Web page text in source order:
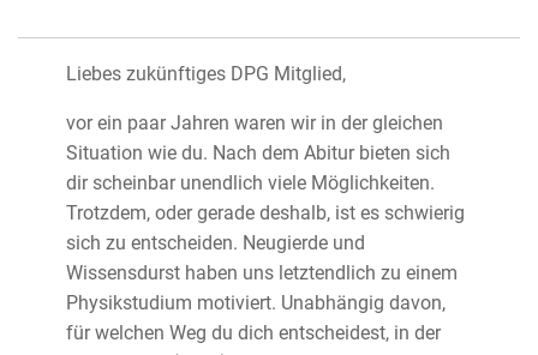
Liebes zukünftiges DPG Mitglied,
vor ein paar Jahren waren wir in der gleichen
Situation wie du. Nach dem Abitur bieten sich
dir scheinbar unendlich viele Möglichkeiten.
Trotzdem, oder gerade deshalb, ist es schwierig
sich zu entscheiden. Neugierde und
Wissensdurst haben uns letztendlich zu einem
Physikstudium motiviert. Unabhängig davon,
für welchen Weg du dich entscheidest, in der